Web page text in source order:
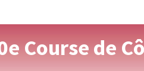
Course de